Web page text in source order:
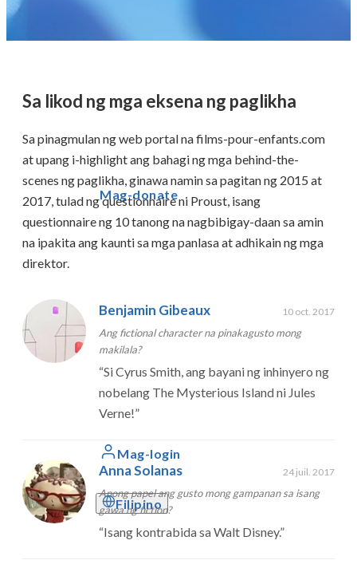
Mag-donate
Mag-login
Filipino
Sa likod ng mga eksena ng paglikha
Sa pinagmulan ng web portal na films-pour-enfants.com
at upang i-highlight ang bahagi ng mga behind-the-
scenes ng paglikha, ginawa namin sa pagitan ng 2015 at
2017, tulad ng questionnaire ni Proust, isang
questionnaire ng 10 tanong na nagbibigay-daan sa amin
na ipakita ang kaunti sa mga panlasa at adhikain ng mga
direktor.
Benjamin Gibeaux 10 oct. 2017
Ang fictional character na pinakagusto mong
makilala?
“Si Cyrus Smith, ang bayani ng inhinyero ng
nobelang The Mysterious Island ni Jules
Verne!”
Anna Solanas 24 juil. 2017
Anong papel ang gusto mong gampanan sa isang
gawa ng fiction?
“Isang kontrabida sa Walt Disney.”